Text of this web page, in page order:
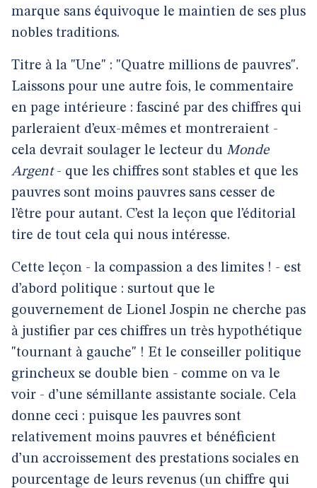
marque sans équivoque le maintien de ses plus
nobles traditions.
Titre à la "Une" : "Quatre millions de pauvres".
Laissons pour une autre fois, le commentaire
en page intérieure : fasciné par des chiffres qui
parleraient d’eux-mêmes et montreraient -
cela devrait soulager le lecteur du Monde
Argent- que les chiffres sont stables et que les
pauvres sont moins pauvres sans cesser de
l’être pour autant. C’est la leçon que l’éditorial
tire de tout cela qui nous intéresse.
Cette leçon - la compassion a des limites ! - est
d’abord politique : surtout que le
gouvernement de Lionel Jospin ne cherche pas
à justifier par ces chiffres un très hypothétique
"tournant à gauche" ! Et le conseiller politique
grincheux se double bien - comme on va le
voir - d’une sémillante assistante sociale. Cela
donne ceci : puisque les pauvres sont
relativement moins pauvres et bénéficient
d’un accroissement des prestations sociales en
pourcentage de leurs revenus (un chiffre qui